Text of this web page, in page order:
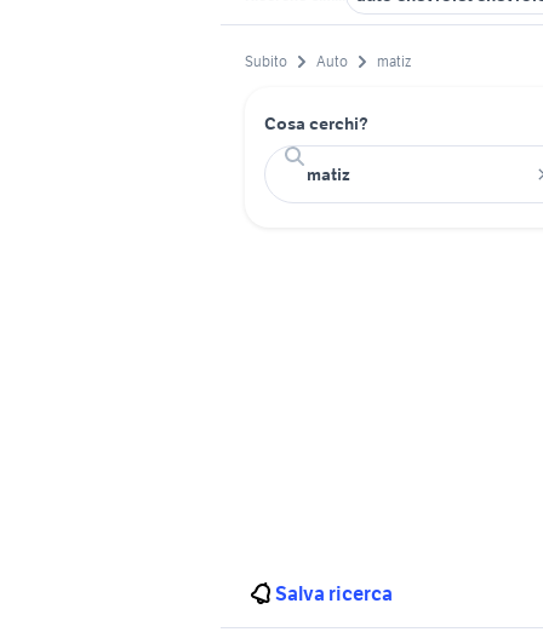
Subito Auto matiz
Cosa cerchi?
Salva ricerca